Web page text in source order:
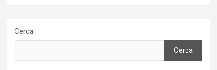
Cerca
Cerca